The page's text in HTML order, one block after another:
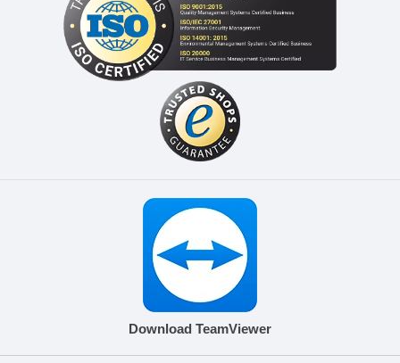
Download TeamViewer